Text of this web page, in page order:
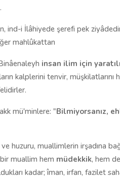
ind-i İlâhiyede şerefi pek
mahlûkattan
insan ilim için
kalplerini tenvir, müşkilatlarını
mü'minlere: "Bilmiyorsanız,
huzuru, muallimlerin irşadına
muallim hem müdekkik, hem de
kadar; îman, irfan, fazilet